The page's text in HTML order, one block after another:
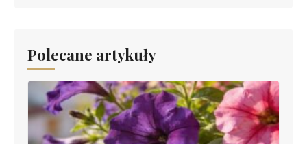
Polecane artykuły